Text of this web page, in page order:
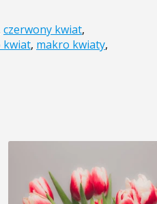
czerwony kwiat,
kwiat, makro kwiaty,